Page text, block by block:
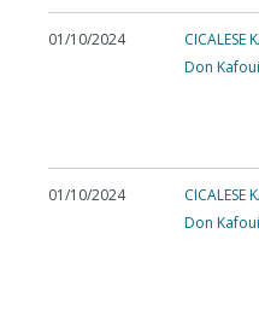
01/10/2024
CICALESE
Don
01/10/2024
CICALESE
Don